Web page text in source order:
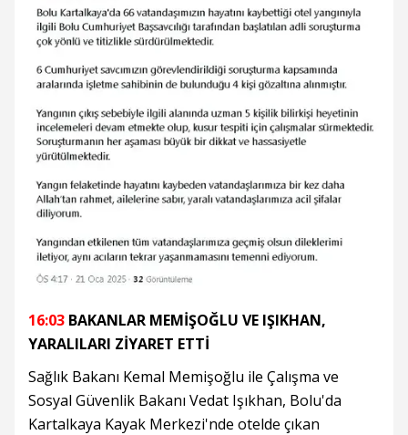
16:03 BAKANLAR MEMİŞOĞLU VE IŞIKHAN,
YARALILARI ZİYARET ETTİ
Sağlık Bakanı Kemal Memişoğlu ile Çalışma ve
Sosyal Güvenlik Bakanı Vedat Işıkhan, Bolu'da
Kartalkaya Kayak Merkezi'nde otelde çıkan